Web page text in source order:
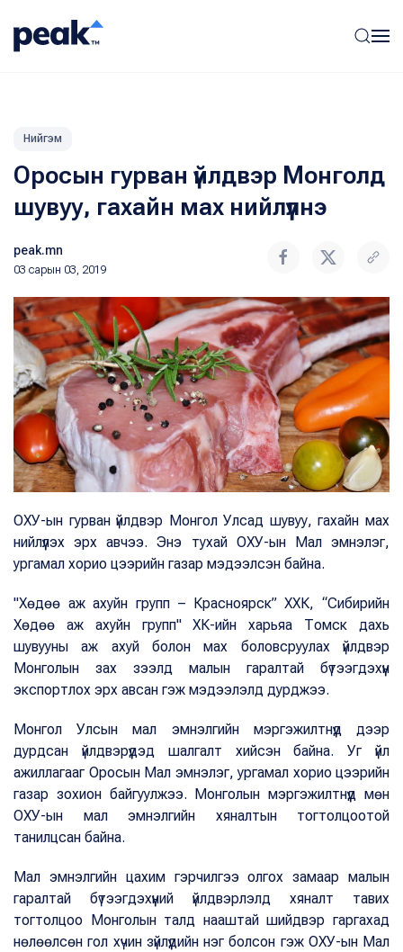
Нийгэм
Оросын гурван үйлдвэр Монголд
шувуу, гахайн мах нийлүүлнэ
peak.mn
03 сарын 03, 2019
ОХУ-ын гурван үйлдвэр Монгол Улсад шувуу, гахайн мах
нийлүүлэх эрх авчээ. Энэ тухай ОХУ-ын Мал эмнэлэг,
ургамал хорио цээрийн газар мэдээлсэн байна.
"Хөдөө аж ахуйн групп – Красноярск” ХХК, “Сибирийн
Хөдөө аж ахуйн групп" ХК-ийн харьяа Томск дахь
шувууны аж ахуй болон мах боловсруулах үйлдвэр
Монголын зах зээлд малын гаралтай бүтээгдэхүүн
экспортлох эрх авсан гэж мэдээлэлд дурджээ.
Монгол Улсын мал эмнэлгийн мэргэжилтнүүд дээр
дурдсан үйлдвэрүүдэд шалгалт хийсэн байна. Уг үйл
ажиллагааг Оросын Мал эмнэлэг, ургамал хорио цээрийн
газар зохион байгуулжээ. Монголын мэргэжилтнүүд мөн
ОХУ-ын мал эмнэлгийн хяналтын тогтолцоотой
танилцсан байна.
Мал эмнэлгийн цахим гэрчилгээ олгох замаар малын
гаралтай бүтээгдэхүүний үйлдвэрлэлд хяналт тавих
тогтолцоо Монголын талд нааштай шийдвэр гаргахад
нөлөөлсөн гол хүчин зүйлүүдийн нэг болсон гэж ОХУ-ын Мал